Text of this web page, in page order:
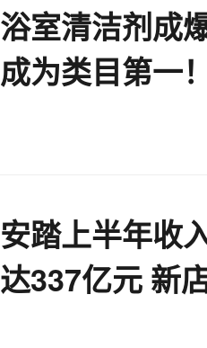
浴室清洁剂成
成为类目第一
安踏上半年收
达337亿元 新